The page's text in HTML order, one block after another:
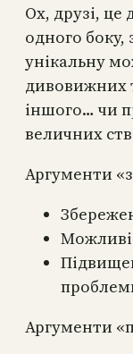
Ох, друзі, це
одного
унікальну
дивовижних
іншого… чи
величних
Аргументи
Аргументи